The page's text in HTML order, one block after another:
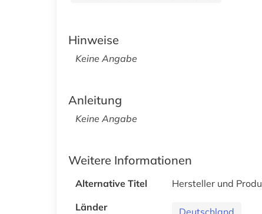
Hinweise
Keine Angabe
Anleitung
Keine Angabe
Weitere Informationen
Alternative Titel
Hersteller und
Länder
Deutschland